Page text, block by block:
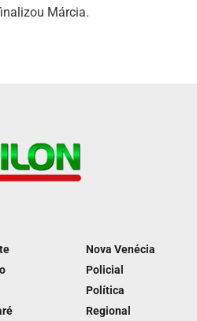
Márcia.
Nova Venécia
Policial
Política
Regional